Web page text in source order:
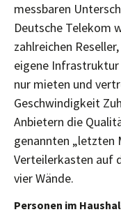
messbaren
Deutsche Telekom
zahlreichen
eigene
nur mieten und
Geschwindigkeit
Anbietern die
genannten „letzten
Verteilerkasten auf
vier Wände.
Personen im